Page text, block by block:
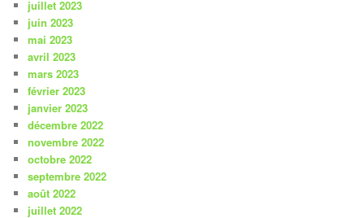
juillet 2023
juin 2023
mai 2023
avril 2023
mars 2023
février 2023
janvier 2023
décembre 2022
novembre 2022
octobre 2022
septembre 2022
août 2022
juillet 2022